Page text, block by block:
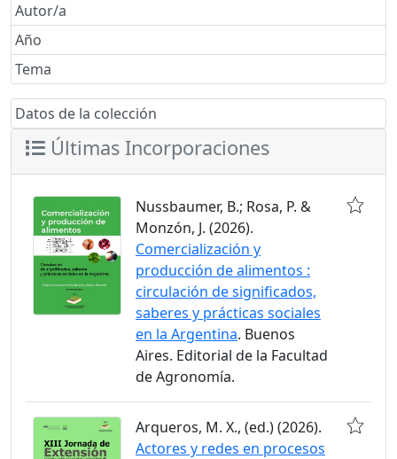
Autor/a
Año
Tema
Datos de la colección
Últimas Incorporaciones
Nussbaumer, B.; Rosa, P. &
Monzón, J. (2026).
Comercialización y
producción de alimentos :
circulación de significados,
saberes y prácticas sociales
en la Argentina. Buenos
Aires. Editorial de la Facultad
de Agronomía.
Arqueros, M. X., (ed.) (2026).
Actores y redes en procesos